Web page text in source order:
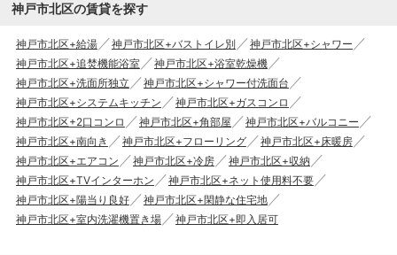
神戸市北区の賃貸を探す
神戸市北区+給湯 神戸市北区+バストイレ別
神戸市北区+シャワー
神戸市北区+追焚機能浴室
神戸市北区+浴室乾燥機
神戸市北区+洗面所独立
神戸市北区+シャワー付洗面台
神戸市北区+システムキッチン
神戸市北区+ガスコンロ
神戸市北区+2口コンロ
神戸市北区+角部屋
神戸市北区+バルコニー
神戸市北区+南向き
神戸市北区+フローリング
神戸市北区+床暖房
神戸市北区+エアコン
神戸市北区+冷房
神戸市北区+収納
神戸市北区+TVインターホン
神戸市北区+ネット使用料不要
神戸市北区+陽当り良好
神戸市北区+閑静な住宅地
神戸市北区+室内洗濯機置き場
神戸市北区+即入居可